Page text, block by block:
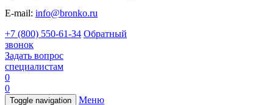
E-mail: info@bronko.ru
+7 (800) 550-61-34 Обратный
звонок
Задать вопрос
специалистам
0
0
Toggle navigation Меню